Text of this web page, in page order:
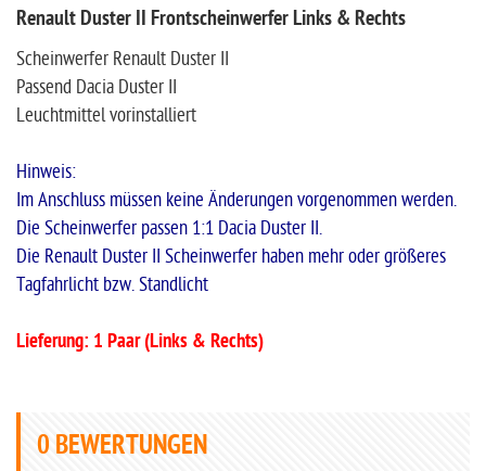
Renault Duster II Frontscheinwerfer Links & Rechts
Scheinwerfer Renault Duster II
Passend Dacia Duster II
Leuchtmittel vorinstalliert
Hinweis:
Im Anschluss müssen keine Änderungen vorgenommen werden.
Die Scheinwerfer passen 1:1 Dacia Duster II.
Die Renault Duster II Scheinwerfer haben mehr oder größeres
Tagfahrlicht bzw. Standlicht
Lieferung: 1 Paar (Links & Rechts)
0 BEWERTUNGEN